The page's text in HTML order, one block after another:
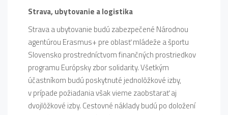
Strava, ubytovanie a logistika
Strava a ubytovanie budú zabezpečené Národnou
agentúrou Erasmus+ pre oblasť mládeže a športu
Slovensko prostredníctvom finančných prostriedkov
programu Európsky zbor solidarity. Všetkým
účastníkom budú poskytnuté jednolôžkové izby,
v prípade požiadania však vieme zaobstarať aj
dvojlôžkové izby. Cestovné náklady budú po doložení